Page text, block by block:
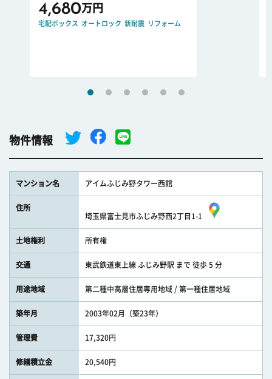
4,680万円
宅配ボックス オートロック 新耐震 リフォーム
物件情報
マンション名 アイムふじみ野タワー西館
住所
埼玉県富士見市ふじみ野西2丁目1-1
土地権利 所有権
交通 東武鉄道東上線 ふじみ野駅 まで 徒歩 5 分
用途地域 第二種中高層住居専用地域 / 第一種住居地域
築年月 2003年02月（築23年）
管理費 17,320円
修繕積立金 20,540円